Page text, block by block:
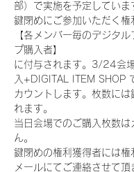
部）で実施を予定していま
鍵閉めにご参加いただく権
【各メンバー毎のデジタ
プ購入者】
に付与されます。3/24会
入+DIGITAL ITEM SHOP
カウントします。枚数には
れます。
当日会場でのご購入枚数は
ん。
鍵閉めの権利獲得者には権
メールにてご連絡させて